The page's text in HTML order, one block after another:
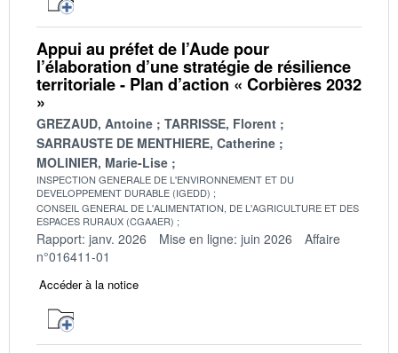
Appui au préfet de l’Aude pour
l’élaboration d’une stratégie de résilience
territoriale - Plan d’action « Corbières 2032
»
GREZAUD, Antoine
TARRISSE, Florent
SARRAUSTE DE MENTHIERE, Catherine
MOLINIER, Marie-Lise
INSPECTION GENERALE DE L'ENVIRONNEMENT ET DU
DEVELOPPEMENT DURABLE (IGEDD)
CONSEIL GENERAL DE L'ALIMENTATION, DE L'AGRICULTURE ET DES
ESPACES RURAUX (CGAAER)
Rapport: janv. 2026 Mise en ligne: juin 2026
Affaire
n°016411-01
Accéder à la notice